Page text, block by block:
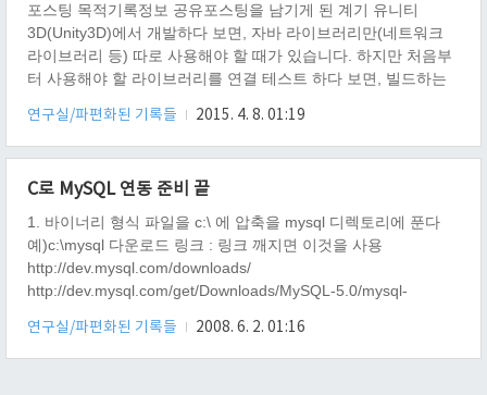
포스팅 목적기록정보 공유포스팅을 남기게 된 계기 유니티
3D(Unity3D)에서 개발하다 보면, 자바 라이브러리만(네트워크
라이브러리 등) 따로 사용해야 할 때가 있습니다. 하지만 처음부
터 사용해야 할 라이브러리를 연결 테스트 하다 보면, 빌드하는
테스트 하기 위한 샘플이 필요하게 되었습니다. 해당 샘플을 만
들다 보니, 간단히 정리할 수 있을거 같아, 포스팅을 남기게 됩니
먼저 유니티3D(Unity3D)를 안드로이드 빌드 되는지 확인한다.
(검색을 통해 찾아 보세요.)자바 라이브러리 Jar 파일을 만든다.
(검색을 통해 찾아 보세요.) package com.test.include..
연구실/파편화된 기록들 2015. 4. 8. 01:19
C로 MySQL 연동 준비 끝
1. 바이너리 형식 파일을 c:\ 에 압축을 mysql 디렉토리에 푼다
예)c:\mysql 다운로드 링크 : 링크 깨지면 이것을 사용
http://dev.mysql.com/downloads/
http://dev.mysql.com/get/Downloads/MySQL-5.0/mysql-
이 가장 안정적인 버전이므로 5.0 그대로 사용(시간이 지나면
6.0 이나 5.1로..) 2. 작업 환경이 비쥬얼 스트디오라면 VC용 플
연구실/파편화된 기록들 2008. 6. 2. 01:16